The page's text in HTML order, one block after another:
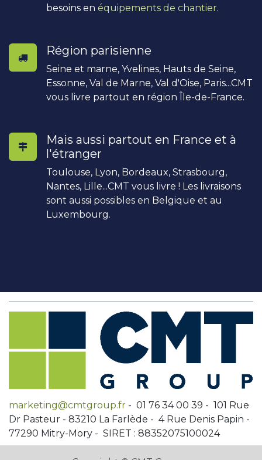
besoins en équipements de chantier.
Région parisienne
Seine et marne, Yvelines, Hauts de Seine,
Essonne, Val de Marne, Val d'Oise, Paris...CMT
vous livre partout en région Île-de-France.
Mais aussi partout en France et à
l'étranger
Toulouse, Lyon, Bordeaux, Strasbourg,
Nantes, Lille...CMT vous livre ! Les livraisons
sont aussi possibles en Belgique et au
Luxembourg.
marketing@cmtgroup.fr - 01 76 34 00 39 - 101 Rue
Dr Pasteur - 83210 La Farlède - 4 Rue Denis Papin -
77290 Mitry-Mory - SIRET : 88352075100024